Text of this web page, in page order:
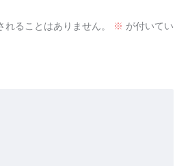
れることはありません。 ※ が付いてい